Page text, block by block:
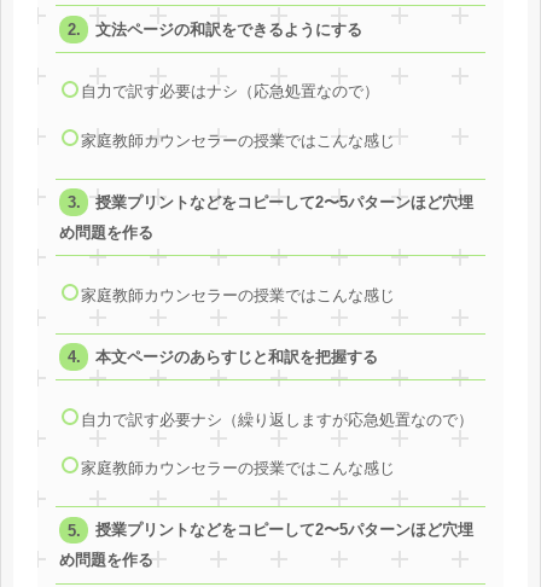
文法ページの和訳をできるようにする
自力で訳す必要はナシ（応急処置なので）
家庭教師カウンセラーの授業ではこんな感じ
授業プリントなどをコピーして2〜5パターンほど穴埋
め問題を作る
家庭教師カウンセラーの授業ではこんな感じ
本文ページのあらすじと和訳を把握する
自力で訳す必要ナシ（繰り返しますが応急処置なので）
家庭教師カウンセラーの授業ではこんな感じ
授業プリントなどをコピーして2〜5パターンほど穴埋
め問題を作る